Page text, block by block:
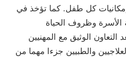
كل طفل. كما تؤخذ في
الأسرة وظروف الحياة
التعاون الوثيق مع المهنيين
والطبيين جزءا مهما من